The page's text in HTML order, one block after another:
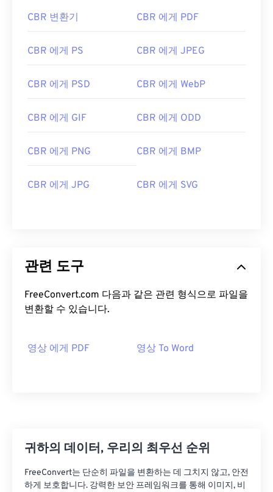
CBR 변환기 CBR 에게 PDF
CBR 에게 PS CBR 에게 JPEG
CBR 에게 PSD CBR 에게 WebP
CBR 에게 GIF CBR 에게 ODD
CBR 에게 PNG CBR 에게 BMP
CBR 에게 JPG CBR 에게 SVG
관련 도구
FreeConvert.com 다음과 같은 관련 형식으로 파일을
변환할 수 있습니다.
영상 에게 PDF 영상 To Word
귀하의 데이터, 우리의 최우선 순위
FreeConvert는 단순히 파일을 변환하는 데 그치지 않고, 안전
하게 보호합니다. 강력한 보안 프레임워크를 통해 이미지, 비